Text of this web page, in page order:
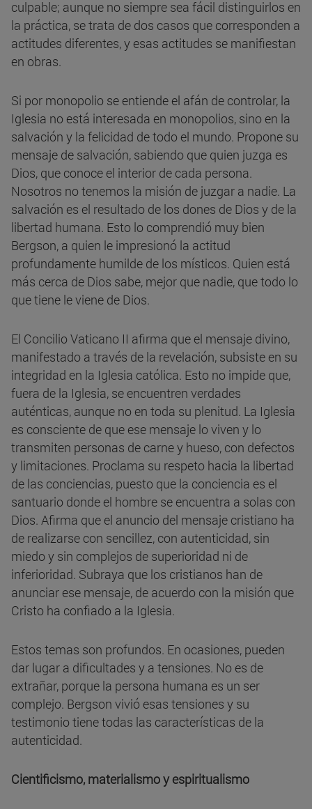
culpable; aunque no siempre sea fácil distinguirlos en
la práctica, se trata de dos casos que corresponden a
actitudes diferentes, y esas actitudes se manifiestan
en obras.
Si por monopolio se entiende el afán de controlar, la
Iglesia no está interesada en monopolios, sino en la
salvación y la felicidad de todo el mundo. Propone su
mensaje de salvación, sabiendo que quien juzga es
Dios, que conoce el interior de cada persona.
Nosotros no tenemos la misión de juzgar a nadie. La
salvación es el resultado de los dones de Dios y de la
libertad humana. Esto lo comprendió muy bien
Bergson, a quien le impresionó la actitud
profundamente humilde de los místicos. Quien está
más cerca de Dios sabe, mejor que nadie, que todo lo
que tiene le viene de Dios.
El Concilio Vaticano II afirma que el mensaje divino,
manifestado a través de la revelación, subsiste en su
integridad en la Iglesia católica. Esto no impide que,
fuera de la Iglesia, se encuentren verdades
auténticas, aunque no en toda su plenitud. La Iglesia
es consciente de que ese mensaje lo viven y lo
transmiten personas de carne y hueso, con defectos
y limitaciones. Proclama su respeto hacia la libertad
de las conciencias, puesto que la conciencia es el
santuario donde el hombre se encuentra a solas con
Dios. Afirma que el anuncio del mensaje cristiano ha
de realizarse con sencillez, con autenticidad, sin
miedo y sin complejos de superioridad ni de
inferioridad. Subraya que los cristianos han de
anunciar ese mensaje, de acuerdo con la misión que
Cristo ha confiado a la Iglesia.
Estos temas son profundos. En ocasiones, pueden
dar lugar a dificultades y a tensiones. No es de
extrañar, porque la persona humana es un ser
complejo. Bergson vivió esas tensiones y su
testimonio tiene todas las características de la
autenticidad.
Cientificismo, materialismo y espiritualismo